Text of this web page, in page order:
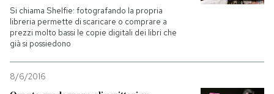
Si chiama Shelfie: fotografando la propria
libreria permette di scaricare o comprare a
prezzi molto bassi le copie digitali dei libri che
già si possiedono
8/6/2016